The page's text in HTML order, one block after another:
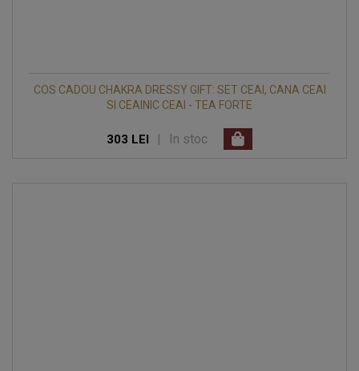
COS CADOU CHAKRA DRESSY GIFT: SET CEAI, CANA CEAI
SI CEAINIC CEAI - TEA FORTE
303 LEI In stoc